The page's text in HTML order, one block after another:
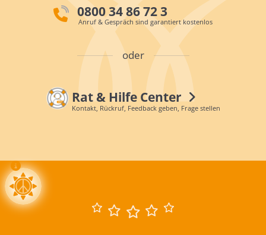
0800 34 86 72 3
Anruf & Gespräch sind garantiert kostenlos
oder
Rat & Hilfe Center
Kontakt, Rückruf, Feedback geben, Frage stellen